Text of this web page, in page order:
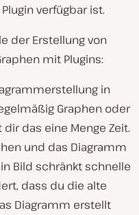
verfügbar ist.
der Erstellung von
mit Plugins:
in
Graphen oder
das eine Menge Zeit.
und das Diagramm
Bild schränkt schnelle
dass du die alte
Diagramm erstellt